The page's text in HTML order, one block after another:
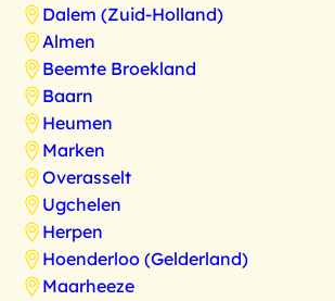
Dalem (Zuid-Holland)
Almen
Beemte Broekland
Baarn
Heumen
Marken
Overasselt
Ugchelen
Herpen
Hoenderloo (Gelderland)
Maarheeze